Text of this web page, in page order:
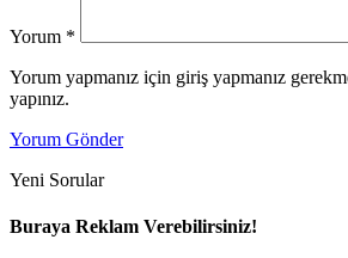
Yorum *
Yorum yapmanız için giriş yapmanız
yapınız.
Yorum Gönder
Yeni Sorular
Buraya Reklam Verebilirsiniz!